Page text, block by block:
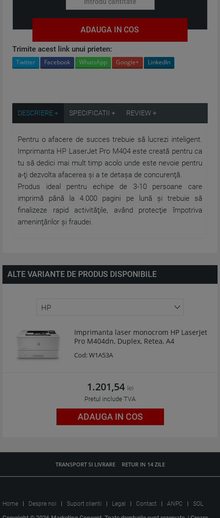
ADAUGA IN COS
Trimite acest link unui prieten:
Twitter Facebook WhatsApp Google+ LinkedIn
DESCRIERE + SPECIFICATII + REVIEW +
Pentru o afacere de succes trebuie să lucrezi inteligent.
Imprimanta HP LaserJet Pro M404 este creată pentru ca
tu să dedici mai mult timp acolo unde este nevoie pentru
a-ţi dezvolta afacerea şi a te detaşa de concurenţă.
Produs ideal pentru echipe de 3-10 persoane care
imprimă până la 4.000 pagini pe lună şi trebuie să
finalizeze rapid activităţile, având protecţie împotriva
ameninţărilor şi fraudei.
ALTE VARIANTE DE PRODUS DISPONIBILE
Imprimanta laser monocrom HP LaserJet
Pro M404dn, Duplex, Retea, A4
Cod:W1A53A
1.201,54 lei
Pretul include TVA
ADAUGA IN COS
TRANSPORT SI LIVRARE RETUR IN 14 ZILE
Home Despre noi Suport clienti Legal Contact ANPC SOL